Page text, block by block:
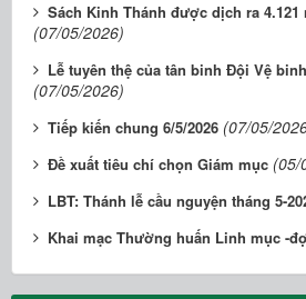
Sách Kinh Thánh được dịch ra
(07/05/2026)
Lễ tuyên thệ của tân binh Đội Vệ
(07/05/2026)
Tiếp kiến chung 6/5/2026 (07/05/
Đề xuất tiêu chí chọn Giám mục (05/
LBT: Thánh lễ cầu nguyện tháng 5-
Khai mạc Thường huấn Linh mục -